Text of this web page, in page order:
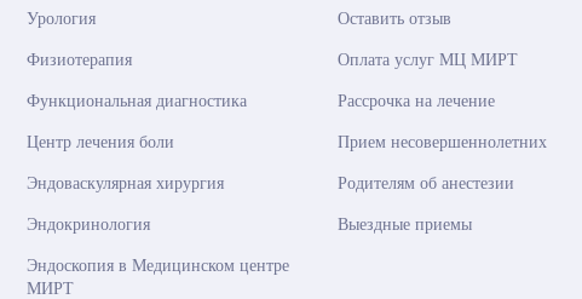
Урология
Физиотерапия
Функциональная диагностика
Центр лечения боли
Эндоваскулярная хирургия
Эндокринология
Эндоскопия в Медицинском центре
МИРТ
Оставить отзыв
Оплата услуг МЦ МИРТ
Рассрочка на лечение
Прием несовершеннолетних
Родителям об анестезии
Выездные приемы